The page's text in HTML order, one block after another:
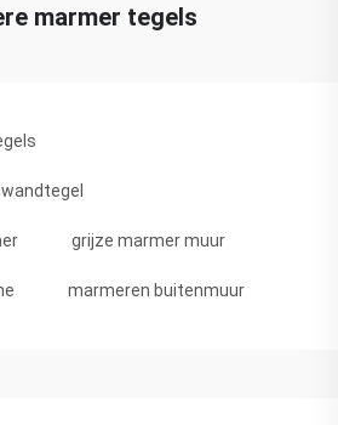
marmer tegels
grijze marmer muur
marmeren buitenmuur